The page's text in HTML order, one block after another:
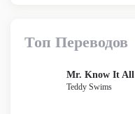
Топ Переводов
Mr. Know It All
Teddy Swims